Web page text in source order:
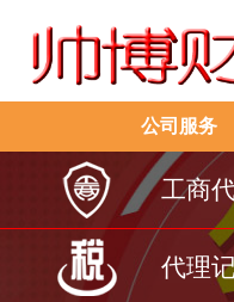
公司服务
工商
代理